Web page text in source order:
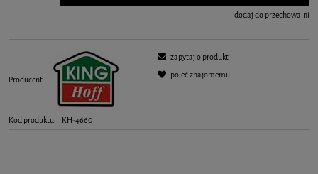
dodaj do przechowalni
Producent:
Kod produktu: KH-4660
zapytaj o produkt
poleć znajomemu